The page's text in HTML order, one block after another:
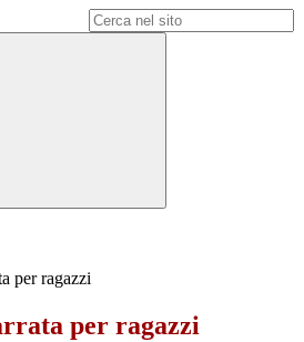
per ragazzi
per ragazzi